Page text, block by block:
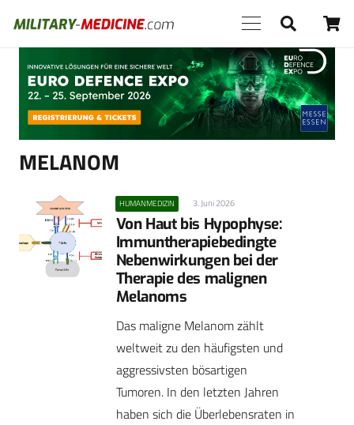
Anzeige
MELANOM
HUMANMEDIZIN 3. Juni 2026
Von Haut bis Hypophyse:
Immuntherapiebedingte
Nebenwirkungen bei der
Therapie des malignen
Melanoms
Das maligne Melanom zählt
weltweit zu den häufigsten und
aggressivsten bösartigen
Tumoren. In den letzten Jahren
haben sich die Überlebensraten in